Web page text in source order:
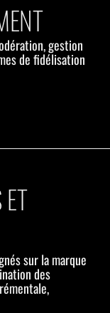
gestion
de fidélisation
sur la marque
des